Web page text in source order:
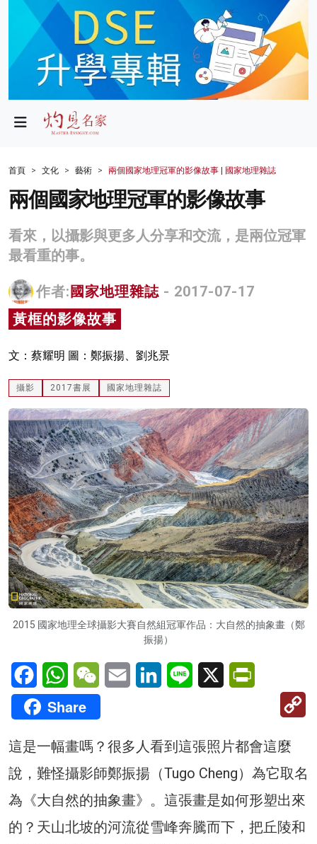
政局
財經
生活
商業
科技
影片
關於我們
首頁 文化 藝術 兩個國家地理冠軍的影像故事 | 國家地理雜誌
兩個國家地理冠軍的影像故事
看來，以攝影與更多人分享和交流，是兩位冠軍
最看重的事。
作者: 國家地理雜誌 - 2017-07-17
黃框的影像故事
文：蔡耀明 圖：鄭振揚、劉兆景
攝影 2017書展 國家地理雜誌
2015 國家地理全球攝影大賽自然組冠軍作品：大自然的抽象畫（鄭
振揚）
FacebookWhatsAppWeChatEmail LinkedInLine X
Share
這是一幅畫嗎？很多人看到這張照片都會這麼
說，難怪攝影師鄭振揚（Tugo Cheng）為它取名
為《大自然的抽象畫》。這張畫是如何形塑出來
的？天山北坡的河流從雪峰奔騰而下，把丘陵和